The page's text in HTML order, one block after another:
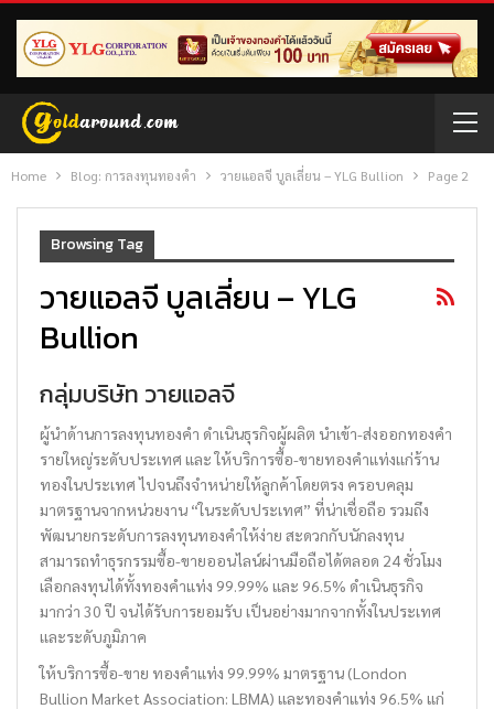
Home Blog: การลงทุนทองคำ วายแอลจี บูลเลี่ยน – YLG Bullion Page 2
Browsing Tag
วายแอลจี บูลเลี่ยน – YLG
Bullion
กลุ่มบริษัท วายแอลจี
ผู้นำด้านการลงทุนทองคำ ดำเนินธุรกิจผู้ผลิต นำเข้า-ส่งออกทองคำ
รายใหญ่ระดับประเทศ และ ให้บริการซื้อ-ขายทองคำแท่งเเก่ร้าน
ทองในประเทศ ไปจนถึงจำหน่ายให้ลูกค้าโดยตรง ครอบคลุม
มาตรฐานจากหน่วยงาน “ในระดับประเทศ” ที่น่าเชื่อถือ รวมถึง
พัฒนายกระดับการลงทุนทองคำให้ง่าย สะดวกกับนักลงทุน
สามารถทำธุรกรรมซื้อ-ขายออนไลน์ผ่านมือถือได้ตลอด 24 ชั่วโมง
เลือกลงทุนได้ทั้งทองคำแท่ง 99.99% และ 96.5% ดำเนินธุรกิจ
มากว่า 30 ปี จนได้รับการยอมรับ เป็นอย่างมากจากทั้งในประเทศ
เเละระดับภูมิภาค
ให้บริการซื้อ-ขาย ทองคำแท่ง 99.99% มาตรฐาน (London
Bullion Market Association: LBMA) และทองคำแท่ง 96.5% แก่